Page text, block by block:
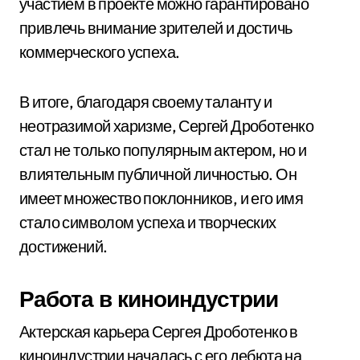
привлечь внимание зрителей и достичь
коммерческого успеха.
В итоге, благодаря своему таланту и
неотразимой харизме, Сергей Дроботенко
стал не только популярным актером, но и
влиятельным публичной личностью. Он
имеет множество поклонников, и его имя
стало символом успеха и творческих
достижений.
Работа в киноиндустрии
Актерская карьера Сергея Дроботенко в
киноиндустрии началась с его дебюта на